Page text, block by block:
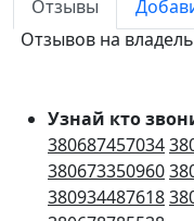
Отзывы
Отзывов на
Узнай кто
380687457034
380673350960
380934487618